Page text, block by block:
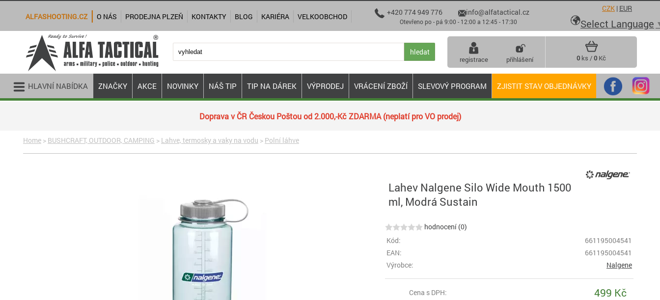
Doprava v ČR Českou Poštou od 2.000,-Kč ZDARMA (neplatí pro VO prodej)
Home > BUSHCRAFT, OUTDOOR, CAMPING > Lahve, termosky a vaky na vodu > Polní láhve
Lahev Nalgene Silo Wide Mouth 1500
ml, Modrá Sustain
hodnocení (0)
Kód:
661195004541
EAN:
661195004541
Výrobce:
Nalgene
Cena s DPH: 499 Kč
HLAVNÍ NABÍDKA ZNAČKY AKCE NOVINKY NÁŠ TIP TIP NA DÁREK VÝPRODEJ VRÁCENÍ ZBOŽÍ SLEVOVÝ PROGRAM ZJISTIT STAV OBJEDNÁVKY
hledat
registrace přihlášení 0 ks /0 Kč
ALFASHOOTING.CZ O NÁS PRODEJNA PLZEŇ KONTAKTY BLOG KARIÉRA VELKOOBCHOD  +420 774 949 776info@alfatactical.cz
Otevřeno po - pá 9:00 - 12:00 a 12:45 - 17:30
CZK | EUR
Select Language